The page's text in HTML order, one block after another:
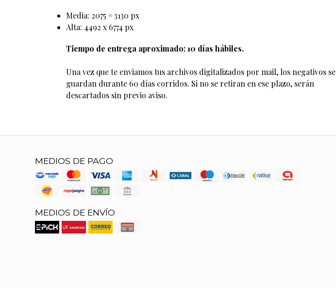
Media: 2075 × 3130 px
Alta: 4492 x 6774 px
Tiempo de entrega aproximado: 10 días hábiles.
Una vez que te enviamos tus archivos digitalizados por mail, los negativos se
guardan durante 60 días corridos. Si no se retiran en ese plazo, serán
descartados sin previo aviso.
MEDIOS DE PAGO
MEDIOS DE ENVÍO